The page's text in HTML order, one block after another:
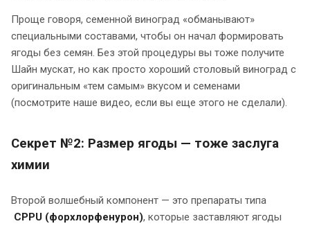
Проще говоря, семенной виноград «обманывают»
специальными составами, чтобы он начал формировать
ягоды без семян. Без этой процедуры вы тоже получите
Шайн мускат, но как просто хороший столовый виноград с
оригинальным «тем самым» вкусом и семенами
(посмотрите наше видео, если вы еще этого не сделали).
Секрет №2: Размер ягоды — тоже заслуга
химии
Второй волшебный компонент — это препараты типа
CPPU (форхлорфенурон), которые заставляют ягоды